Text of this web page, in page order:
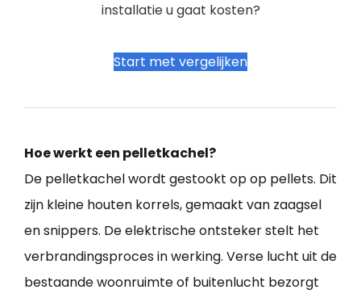
installatie u gaat kosten?
Start met vergelijken
Hoe werkt een pelletkachel?
De pelletkachel wordt gestookt op op pellets. Dit
zijn kleine houten korrels, gemaakt van zaagsel
en snippers. De elektrische ontsteker stelt het
verbrandingsproces in werking. Verse lucht uit de
bestaande woonruimte of buitenlucht bezorgt